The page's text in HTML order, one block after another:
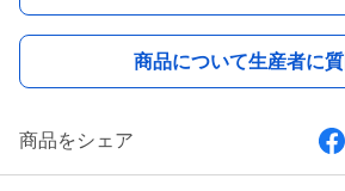
商品について生産者に
商品をシェア